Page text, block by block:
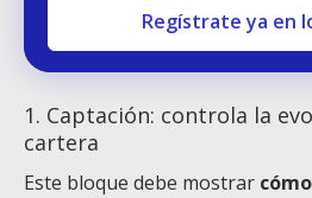
Regístrate ya en
1. Captación: controla la
cartera
Este bloque debe mostrar